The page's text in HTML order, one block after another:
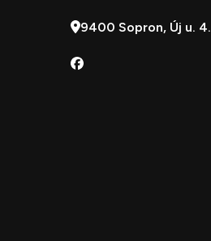
9400 Sopron, Új u. 4.